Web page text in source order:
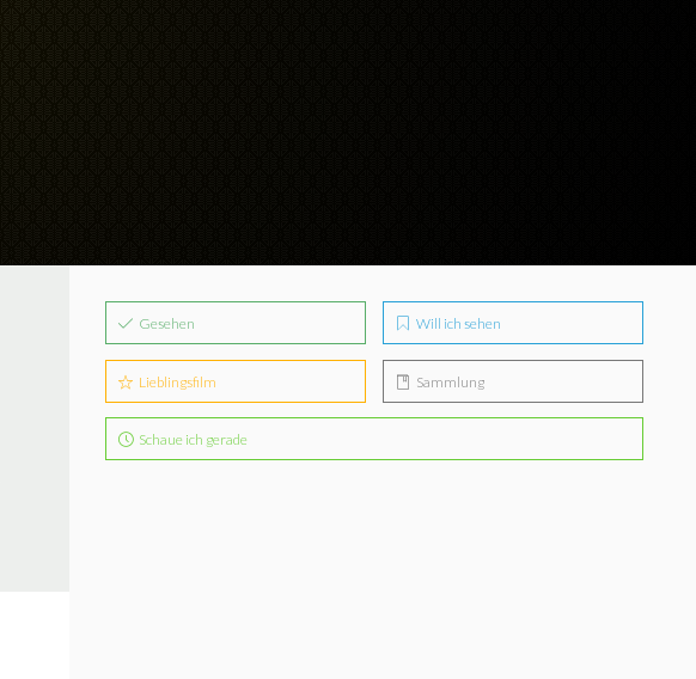
Gesehen Will ich sehen
Lieblingsfilm Sammlung
Schaue ich gerade